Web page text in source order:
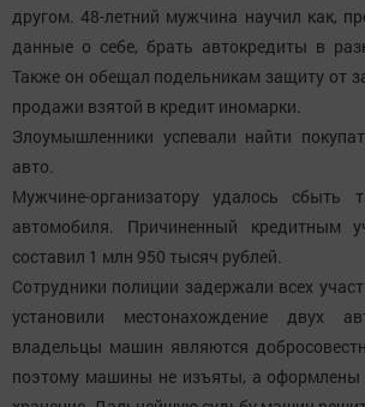
другом. 48-летний мужчина научил как,
данные о себе, брать автокредиты в
Также он обещал подельникам защиту от
продажи взятой в кредит иномарки.
Злоумышленники успевали найти
авто.
Мужчине-организатору удалось сбыть
автомобиля. Причиненный кредитным
составил 1 млн 950 тысяч рублей.
Сотрудники полиции задержали всех
установили местонахождение двух
владельцы машин являются
поэтому машины не изъяты, а оформлены